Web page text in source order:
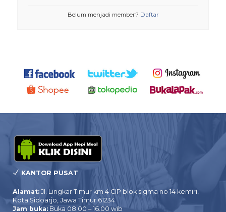
Belum menjadi member? Daftar
KANTOR PUSAT
Alamat: Jl. Lingkar Timur km 4 CIP blok sigma no 14 kemiri,
Kota Sidoarjo, Jawa Timur 61234
Jam buka: Buka 08.00 – 16.00 wib